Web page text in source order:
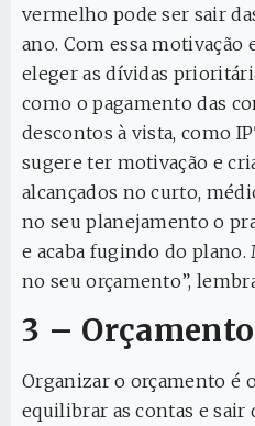
vermelho pode ser sair
ano. Com essa
eleger as dívidas
como o pagamento das
descontos à vista, como
sugere ter motivação e
alcançados no curto,
no seu planejamento o
e acaba fugindo do
no seu orçamento”,
3 –
Organizar o orçamento é
equilibrar as contas e sair